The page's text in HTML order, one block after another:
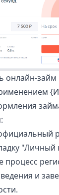
онлайн-
"Личный
процесс
и